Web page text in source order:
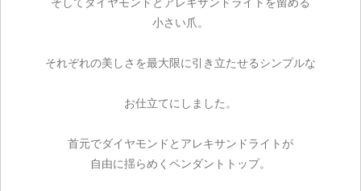
小さい爪。
それぞれの美しさを最大限に引き立たせるシンプルな
お仕立てにしました。
首元でダイヤモンドとアレキサンドライトが
自由に揺らめくペンダントトップ。
カートを見る
お買い物を続ける